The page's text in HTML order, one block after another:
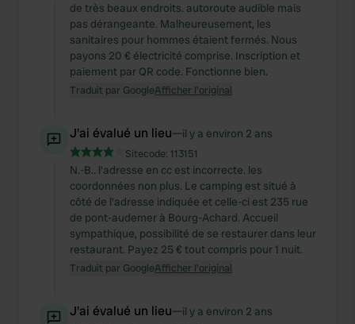
de très beaux endroits. autoroute audible mais
pas dérangeante. Malheureusement, les
sanitaires pour hommes étaient fermés. Nous
payons 20 € électricité comprise. Inscription et
paiement par QR code. Fonctionne bien.
Traduit par GoogleAfficher l'original
J'ai évalué un lieu—il y a environ 2 ans
Sitecode: 113151
N.-B.. l'adresse en cc est incorrecte. les
coordonnées non plus. Le camping est situé à
côté de l'adresse indiquée et celle-ci est 235 rue
de pont-audemer à Bourg-Achard. Accueil
sympathique, possibilité de se restaurer dans leur
restaurant. Payez 25 € tout compris pour 1 nuit.
Traduit par GoogleAfficher l'original
J'ai évalué un lieu—il y a environ 2 ans